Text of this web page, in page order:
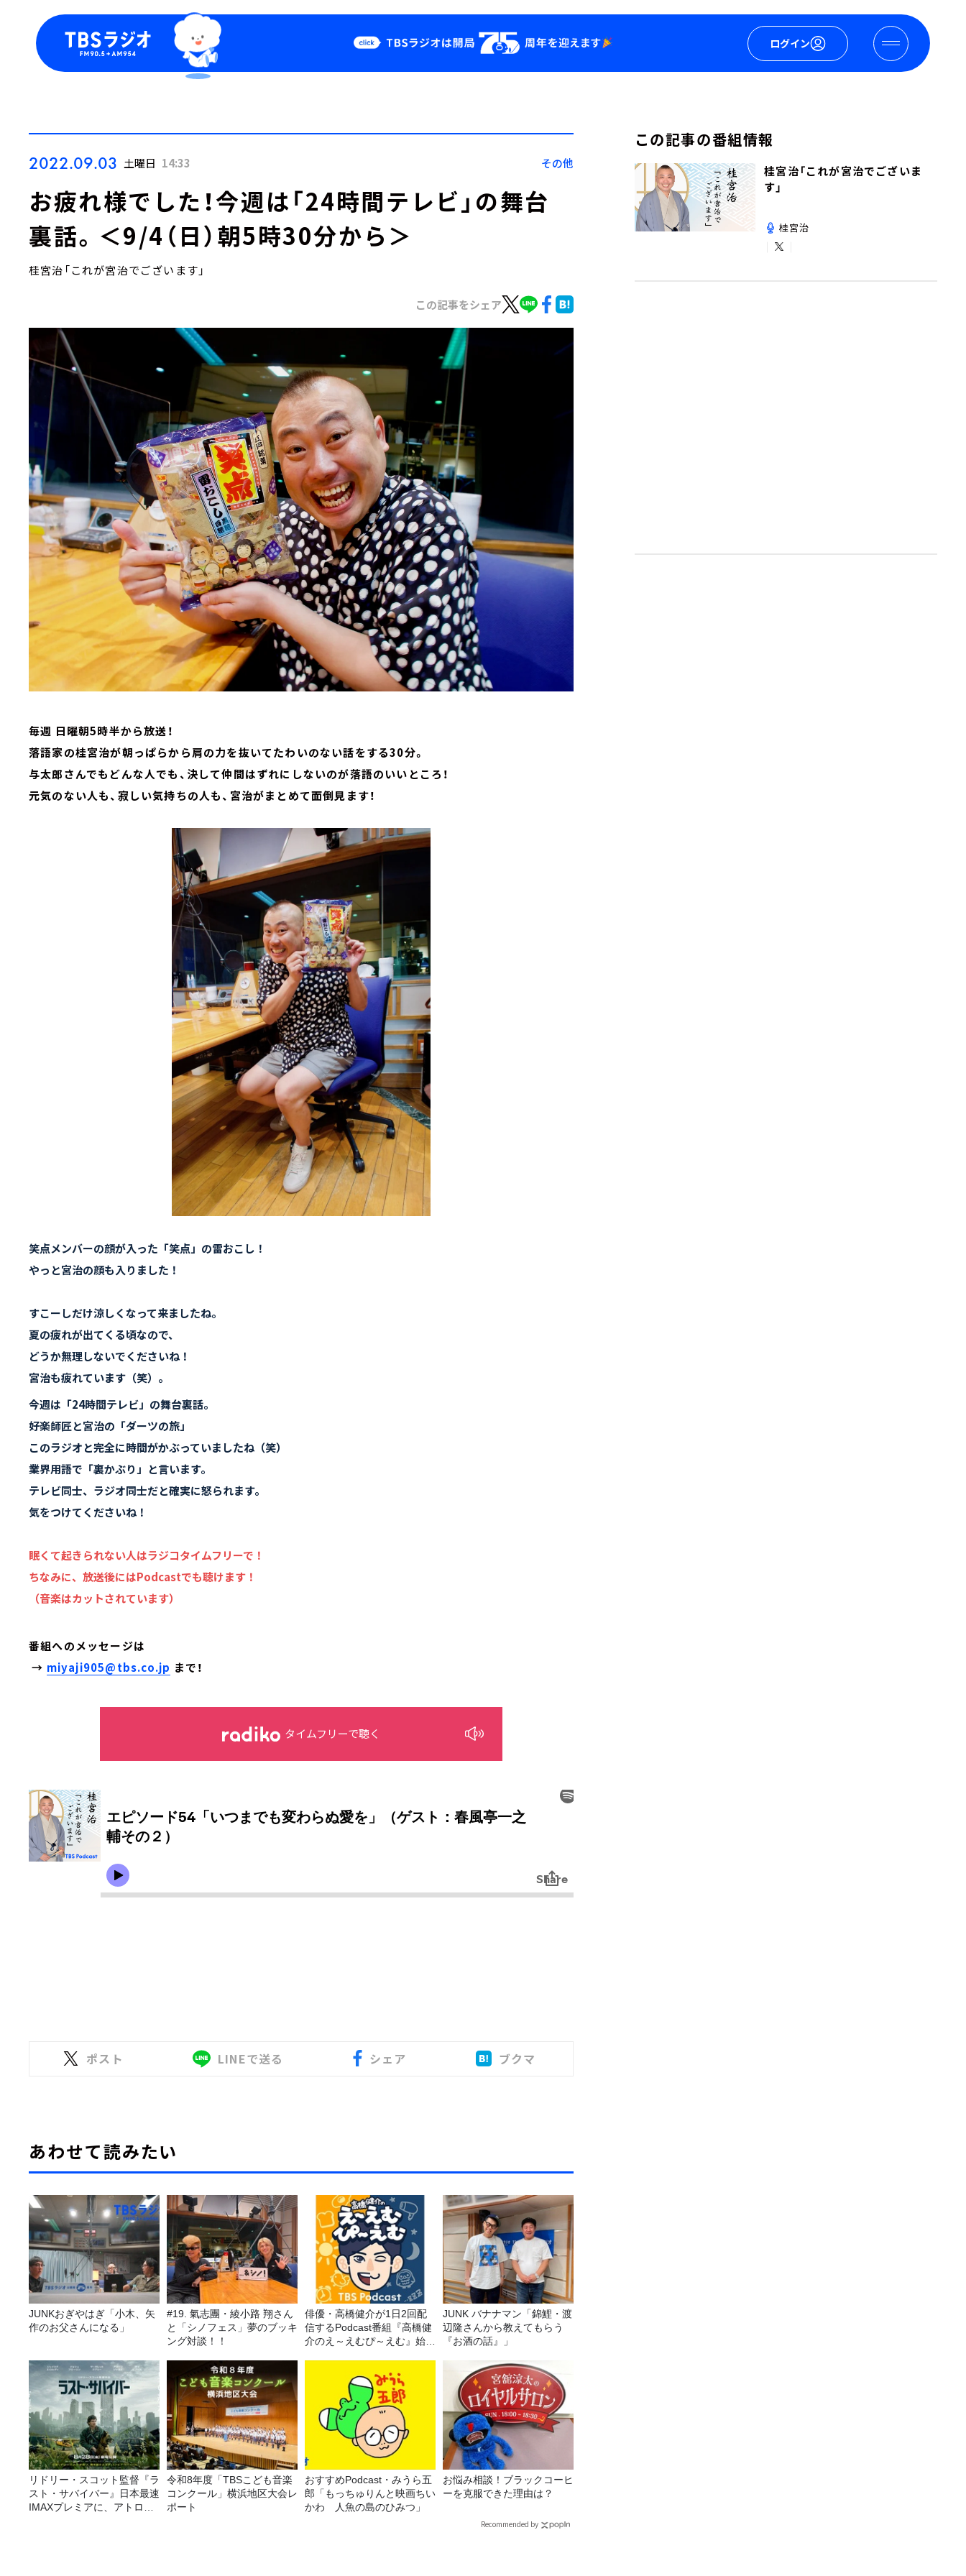
ログイン
Podcast
YouTube
2022.09.03 土曜日 14:33 その他
お疲れ様でした！今週は「24時間テレビ」の舞台
裏話。＜9/4（日）朝5時30分から＞
桂宮治「これが宮治でございます」
この記事をシェア
毎週 日曜朝5時半から放送！
落語家の桂宮治が朝っぱらから肩の力を抜いてたわいのない話をする30分。
与太郎さんでもどんな人でも、決して仲間はずれにしないのが落語のいいところ！
元気のない人も、寂しい気持ちの人も、宮治がまとめて面倒見ます！
笑点メンバーの顔が入った「笑点」の雷おこし！
やっと宮治の顔も入りました！
すこーしだけ涼しくなって来ましたね。
夏の疲れが出てくる頃なので、
どうか無理しないでくださいね！
宮治も疲れています（笑）。
今週は「24時間テレビ」の舞台裏話。
好楽師匠と宮治の「ダーツの旅」
このラジオと完全に時間がかぶっていましたね（笑）
業界用語で「裏かぶり」と言います。
テレビ同士、ラジオ同士だと確実に怒られます。
気をつけてくださいね！
眠くて起きられない人はラジコタイムフリーで！
ちなみに、放送後にはPodcastでも聴けます！
（音楽はカットされています）
番組へのメッセージは
→ miyaji905@tbs.co.jp まで！
タイムフリーで聴く
ポスト LINEで送る シェア ブクマ
あわせて読みたい
JUNKおぎやはぎ「小木、矢
作のお父さんになる」
#19. 氣志團・綾小路 翔さん
と「シノフェス」夢のブッキ
ング対談！！
俳優・高橋健介が1日2回配
信するPodcast番組『高橋健
介のえ～えむぴ～えむ』始ま
JUNK バナナマン「錦鯉・渡
辺隆さんから教えてもらう
『お酒の話』」
リドリー・スコット監督『ラ
スト・サバイバー』日本最速
IMAXプレミアに、アトロク
令和8年度「TBSこども音楽
コンクール」横浜地区大会レ
ポート
おすすめPodcast・みうら五
郎「もっちゅりんと映画ちい
かわ 人魚の島のひみつ」
お悩み相談！ブラックコーヒ
ーを克服できた理由は？
Recommended by
この記事の番組情報
桂宮治「これが宮治でございま
す」
桂宮治